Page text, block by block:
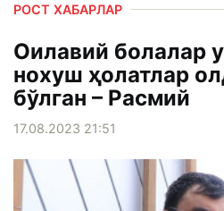
РОСТ ХАБАРЛАР
Оилавий болалар
нохуш ҳолатлар
бўлган – Расмий
17.08.2023 21:51